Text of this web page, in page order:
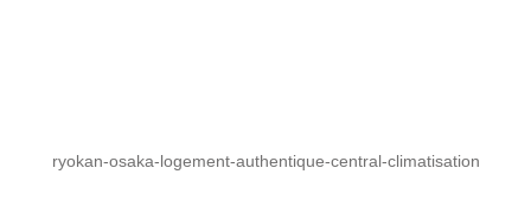
ryokan-osaka-logement-authentique-central-climatisation